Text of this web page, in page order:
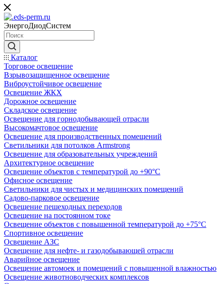
ЭнергоДиодСистем
Каталог
Торговое освещение
Взрывозащищенное освещение
Виброустойчивое освещение
Освещение ЖКХ
Дорожное освещение
Складское освещение
Освещение для горнодобывающей отрасли
Высокомачтовое освещение
Освещение для производственных помещений
Светильники для потолков Armstrong
Освещение для образовательных учреждений
Архитектурное освещение
Освещение объектов с температурой до +90°С
Офисное освещение
Светильники для чистых и медицинских помещений
Садово-парковое освещение
Освещение пешеходных переходов
Освещение на постоянном токе
Освещение объектов с повышенной температурой до +75°C
Спортивное освещение
Освещение АЗС
Освещение для нефте- и газодобывающей отрасли
Аварийное освещение
Освещение автомоек и помещений с повышенной влажностью
Освещение животноводческих комплексов